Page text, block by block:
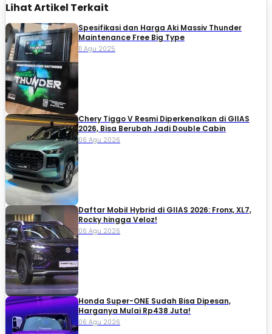
Lihat Artikel Terkait
Spesifikasi dan Harga Aki Massiv Thunder
Maintenance Free Big Type
11 Agu 2025
Chery Tiggo V Resmi Diperkenalkan di GIIAS
2026, Bisa Berubah Jadi Double Cabin
06 Agu 2026
Daftar Mobil Hybrid di GIIAS 2026: Fronx, XL7,
Rocky hingga Veloz!
06 Agu 2026
Honda Super-ONE Sudah Bisa Dipesan,
Harganya Mulai Rp438 Juta!
06 Agu 2026